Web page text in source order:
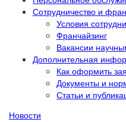
Сотрудничество и
Условия
Франчайзинг
Вакансии
Дополнительная
Как оформить
Документы и
Статьи и
Новости